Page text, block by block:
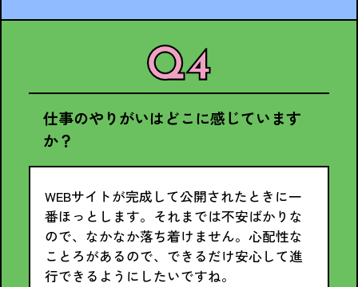
仕事のやりがいはどこに感じています
か？
WEBサイトが完成して公開されたときに一
番ほっとします。それまでは不安ばかりな
ので、なかなか落ち着けません。心配性な
ことろがあるので、できるだけ安心して進
行できるようにしたいですね。